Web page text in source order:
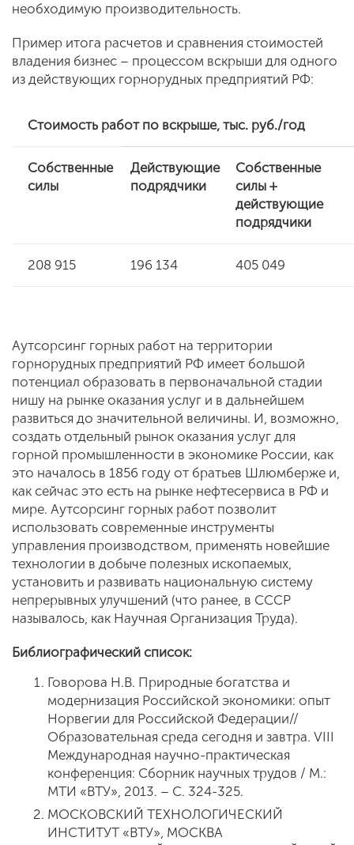
необходимую производительность.
Пример итога расчетов и сравнения стоимостей
владения бизнес – процессом вскрыши для одного
из действующих горнорудных предприятий РФ:
Стоимость работ по вскрыше, тыс. руб./год
Собственные
силы
Действующие
подрядчики
Собственные
силы +
действующие
подрядчики
208 915 196 134 405 049
Аутсорсинг горных работ на территории
горнорудных предприятий РФ имеет большой
потенциал образовать в первоначальной стадии
нишу на рынке оказания услуг и в дальнейшем
развиться до значительной величины. И, возможно,
создать отдельный рынок оказания услуг для
горной промышленности в экономике России, как
это началось в 1856 году от братьев Шлюмберже и,
как сейчас это есть на рынке нефтесервиса в РФ и
мире. Аутсорсинг горных работ позволит
использовать современные инструменты
управления производством, применять новейшие
технологии в добыче полезных ископаемых,
установить и развивать национальную систему
непрерывных улучшений (что ранее, в СССР
называлось, как Научная Организация Труда).
Библиографический список:
Говорова Н.В. Природные богатства и
модернизация Российской экономики: опыт
Норвегии для Российской Федерации//
Образовательная среда сегодня и завтра. VIII
Международная научно-практическая
конференция: Сборник научных трудов / М.:
МТИ «ВТУ», 2013. – С. 324-325.
МОСКОВСКИЙ ТЕХНОЛОГИЧЕСКИЙ
ИНСТИТУТ «ВТУ», МОСКВА